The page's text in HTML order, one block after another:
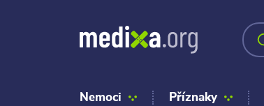
Nemoci Příznaky